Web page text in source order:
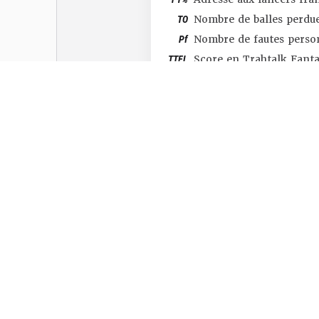
TO Nombre de balles
Pf Nombre de fautes
TTFL Score en Trahtalk